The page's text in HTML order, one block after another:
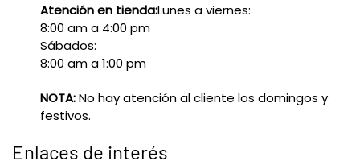
Atención en tienda:Lunes a viernes:
8:00 am a 4:00 pm
Sábados:
8:00 am a 1:00 pm
NOTA:No hay atención al cliente los domingos y
festivos.
Enlaces de interés